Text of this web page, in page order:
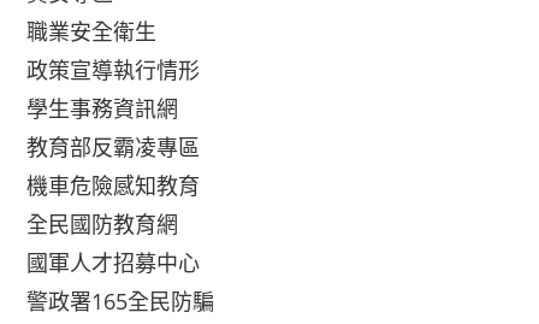
職業安全衛生
政策宣導執行情形
學生事務資訊網
教育部反霸凌專區
機車危險感知教育
全民國防教育網
國軍人才招募中心
警政署165全民防騙